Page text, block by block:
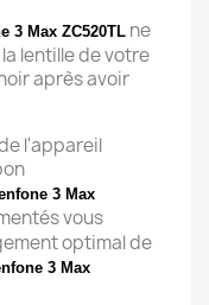
3 Max ZC520TL ne
lentille de votre
après avoir
l'appareil
3 Max
vous
optimal de
3 Max